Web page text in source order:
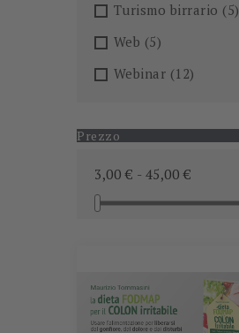
Turismo birrario (5)
Web (5)
Webinar (12)
Prezzo
3,00 € - 45,00 €